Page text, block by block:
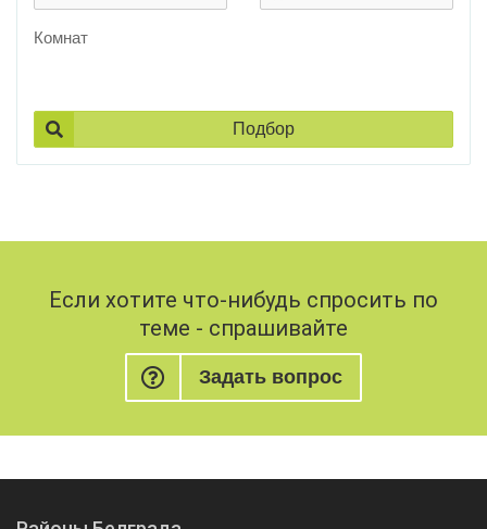
Комнат
Подбор
Если хотите что-нибудь спросить по
теме - спрашивайте
Задать вопрос